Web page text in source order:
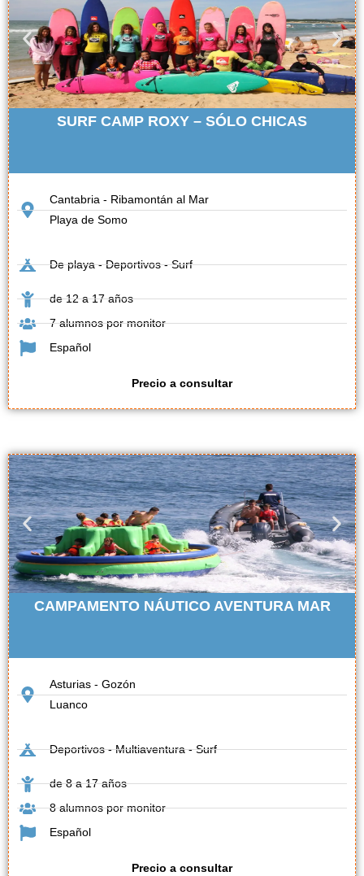
SURF CAMP ROXY – SÓLO CHICAS
Cantabria - Ribamontán al Mar
Playa de Somo
De playa - Deportivos - Surf
de 12 a 17 años
7 alumnos por monitor
Español
Precio a consultar
CAMPAMENTO NÁUTICO AVENTURA MAR
Asturias - Gozón
Luanco
Deportivos - Multiaventura - Surf
de 8 a 17 años
8 alumnos por monitor
Español
Precio a consultar